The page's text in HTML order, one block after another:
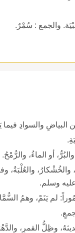
والجمع : سُمْرٌ.
البياضِ والسوادِ
أو الماءُ، والرُّمْحُ.
والخُشْكارُ،
عليه وسلم.
لم يَنَمْ، وهمُ
وظِلُّ القمرِ،